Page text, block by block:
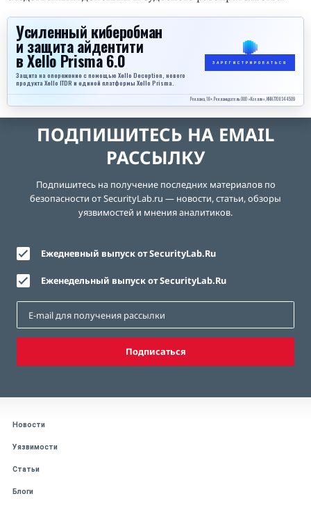
Усиленный киберобман
и защита айдентити
в Xello Prisma 6.0
Защита на опережение с помощью Xello Deception, нового
продукта Xello ITDR и единой платформы Xello Prisma.
ЗАРЕГИСТРИРОВАТЬСЯ
Реклама, 18+. Рекламодатель ООО «Кселло», ИНН 7708344509
ПОДПИШИТЕСЬ НА EMAIL
РАССЫЛКУ
Подпишитесь на получение последних материалов по
безопасности от SecurityLab.ru — новости, статьи, обзоры
уязвимостей и мнения аналитиков.
Ежедневный выпуск от SecurityLab.Ru
Еженедельный выпуск от SecurityLab.Ru
Подписаться
Новости
Уязвимости
Статьи
Блоги